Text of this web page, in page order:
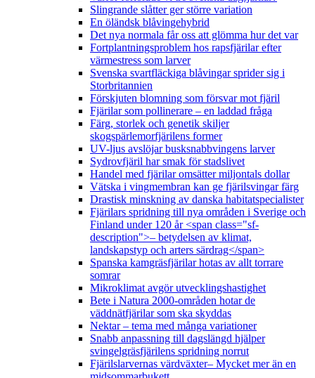
Slingrande slåtter ger större variation
En öländsk blåvingehybrid
Det nya normala får oss att glömma hur det var
Fortplantningsproblem hos rapsfjärilar efter
värmestress som larver
Svenska svartfläckiga blåvingar sprider sig i
Storbritannien
Förskjuten blomning som försvar mot fjäril
Fjärilar som pollinerare – en laddad fråga
Färg, storlek och genetik skiljer
skogspärlemorfjärilens former
UV-ljus avslöjar busksnabbvingens larver
Sydrovfjäril har smak för stadslivet
Handel med fjärilar omsätter miljontals dollar
Vätska i vingmembran kan ge fjärilsvingar färg
Drastisk minskning av danska habitatspecialister
Fjärilars spridning till nya områden i Sverige och
Finland under 120 år <span class="sf-
description">– betydelsen av klimat,
landskapstyp och arters särdrag</span>
Spanska kamgräsfjärilar hotas av allt torrare
somrar
Mikroklimat avgör utvecklingshastighet
Bete i Natura 2000-områden hotar de
väddnätfjärilar som ska skyddas
Nektar – tema med många variationer
Snabb anpassning till dagslängd hjälper
svingelgräsfjärilens spridning norrut
Fjärilslarvernas värdväxter– Mycket mer än en